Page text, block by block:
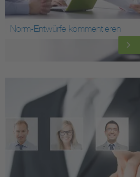
Norm-Entwürfe kommentieren